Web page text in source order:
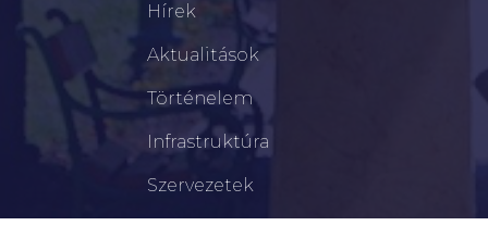
Hírek
Aktualitások
Történelem
Infrastruktúra
Szervezetek